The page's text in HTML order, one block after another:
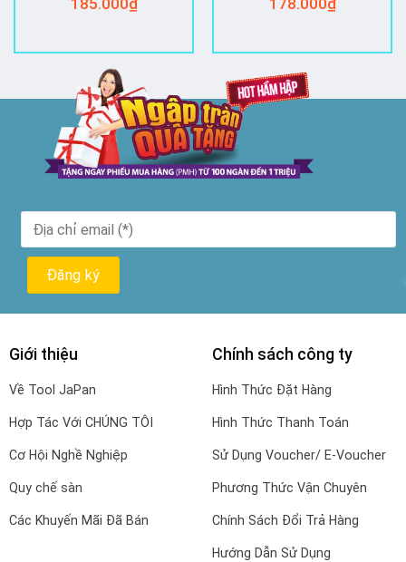
Giới thiệu
Về Tool JaPan
Hợp Tác Với CHÚNG TÔI
Cơ Hội Nghề Nghiệp
Quy chế sàn
Các Khuyến Mãi Đã Bán
Chính sách công ty
Hình Thức Đặt Hàng
Hình Thức Thanh Toán
Sử Dụng Voucher/ E-Voucher
Phương Thức Vận Chuyên
Chính Sách Đổi Trả Hàng
Hướng Dẫn Sử Dụng